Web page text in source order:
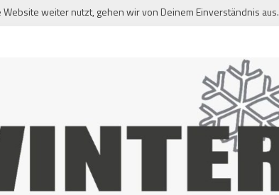
weiter nutzt, gehen wir von Deinem Einverständnis aus.